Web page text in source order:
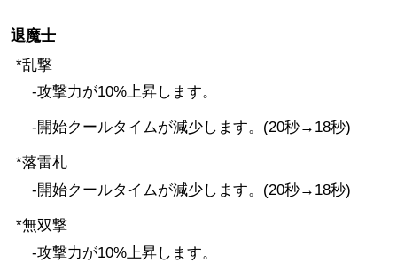
退魔士
*乱撃
-攻撃力が10%上昇します。
-開始クールタイムが減少します。(20秒→18秒)
*落雷札
-開始クールタイムが減少します。(20秒→18秒)
*無双撃
-攻撃力が10%上昇します。